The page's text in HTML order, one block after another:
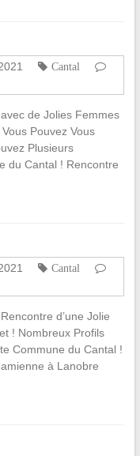
Cantal
de Jolies Femmes
Pouvez Vous
Plusieurs
du Cantal ! Rencontre
Cantal
d’une Jolie
! Nombreux Profils
Commune du Cantal !
à Lanobre